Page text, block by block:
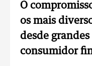
O
os mais
desde
consumidor